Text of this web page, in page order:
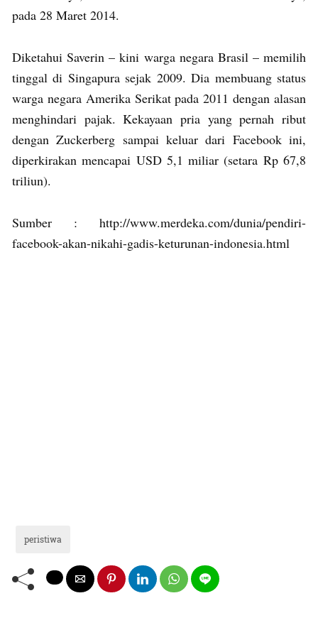
pada 28 Maret 2014.
Diketahui Saverin – kini warga negara Brasil – memilih
tinggal di Singapura sejak 2009. Dia membuang status
warga negara Amerika Serikat pada 2011 dengan alasan
menghindari pajak. Kekayaan pria yang pernah ribut
dengan Zuckerberg sampai keluar dari Facebook ini,
diperkirakan mencapai USD 5,1 miliar (setara Rp 67,8
triliun).
Sumber : http://www.merdeka.com/dunia/pendiri-
facebook-akan-nikahi-gadis-keturunan-indonesia.html
peristiwa